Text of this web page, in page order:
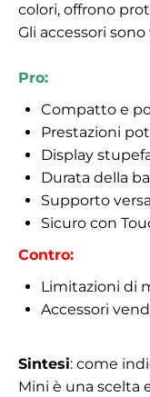
colori, offrono
Gli accessori
Pro:
Compatto e
Prestazioni
Display
Durata della
Supporto
Sicuro con
Contro:
Limitazioni di
Accessori
Sintesi: come
Mini è una scelta